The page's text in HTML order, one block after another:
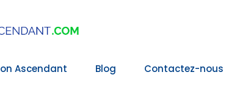
Ascendant Blog Contactez-nous